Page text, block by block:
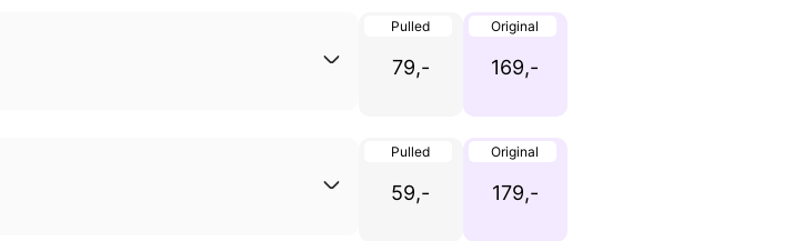
Pulled
79,-
Original
169,-
Pulled
59,-
Original
179,-